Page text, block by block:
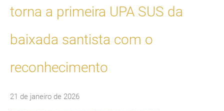
torna a primeira UPA SUS da
baixada santista com o
reconhecimento
21 de janeiro de 2026